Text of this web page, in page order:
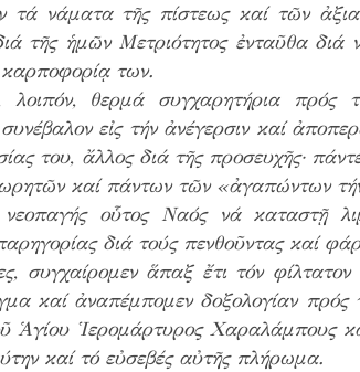
τά νάματα τῆς πίστεως καί τῶν
τῆς ἡμῶν Μετριότητος ἐνταῦθα
καρποφορίᾳ των.
λοιπόν, θερμά συγχαρητήρια πρός
εἰς τήν ἀνέγερσιν καί
του, ἄλλος διά τῆς προσευχῆς·
καί πάντων τῶν «ἀγαπώντων
οὗτος Ναός νά καταστῇ
διά τούς πενθοῦντας καί
συγχαίρομεν ἅπαξ ἔτι τόν
καί ἀναπέμπομεν δοξολογίαν
Ἁγίου Ἱερομάρτυρος Χαραλάμπους
καί τό εὐσεβές αὐτῆς πλήρωμα.